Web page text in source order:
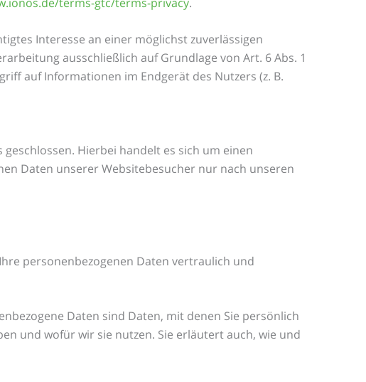
Interesse an einer möglichst zuverlässigen
ausschließlich auf Grundlage von Art. 6 Abs. 1
auf Informationen im Endgerät des Nutzers (z. B.
Hierbei handelt es sich um einen
Daten unserer Websitebesucher nur nach unseren
personenbezogenen Daten vertraulich und
Daten sind Daten, mit denen Sie persönlich
und wofür wir sie nutzen. Sie erläutert auch, wie und